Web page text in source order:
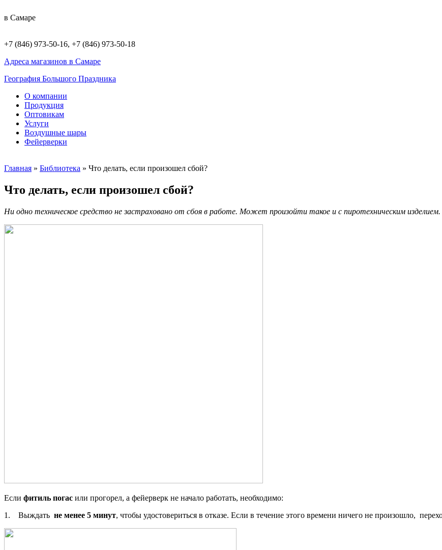
в Самаре
+7 (846) 973-50-16, +7 (846) 973-50-18
Адреса магазинов в Самаре
География Большого Праздника
О компании
Продукция
Оптовикам
Услуги
Воздушные шары
Фейерверки
Главная » Библиотека » Что делать, если произошел сбой?
Что делать, если произошел сбой?
Ни одно техническое средство не застраховано от сбоя в работе. Может произойти такое и с пиротехническим
Если фитиль погас или прогорел, а фейерверк не начало работать, необходимо:
1. Выждать не менее 5 минут, чтобы удостовериться в отказе. Если в течение этого времени ничего не произошло,